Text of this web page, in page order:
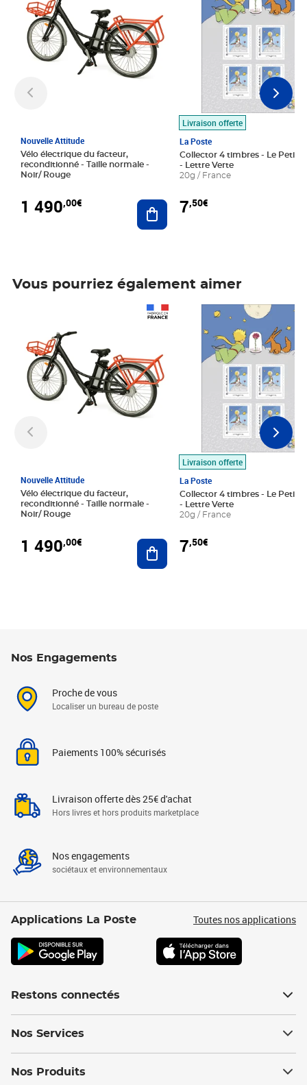
Nouvelle Attitude
Vélo électrique du facteur,
reconditionné - Taille normale -
Noir/ Rouge
1 490,00€ Ajouter au panier
Livraison offerte
La Poste
Collector 4 timbres - Le Petit
- Lettre Verte
20g / France
7,50€
Vous pourriez également aimer
Nouvelle Attitude
Vélo électrique du facteur,
reconditionné - Taille normale -
Noir/ Rouge
1 490,00€ Ajouter au panier
Livraison offerte
La Poste
Collector 4 timbres - Le Petit
- Lettre Verte
20g / France
7,50€
Prix 7,50€
Nos Engagements
Proche de vous
Localiser un bureau de poste
Paiements 100% sécurisés
Livraison offerte dès 25€ d'achat
Hors livres et hors produits marketplace
Nos engagements
sociétaux et environnementaux
Applications La Poste Toutes nos applications
Restons connectés
Nos Services
Nos Produits